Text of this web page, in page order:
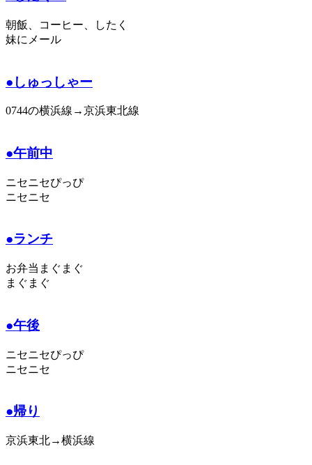
朝飯、コーヒー、したく
妹にメール
●しゅっしゃー
0744の横浜線→京浜東北線
●午前中
ニセニセぴっぴ
ニセニセ
●ランチ
お弁当まぐまぐ
まぐまぐ
●午後
ニセニセぴっぴ
ニセニセ
●帰り
京浜東北→横浜線